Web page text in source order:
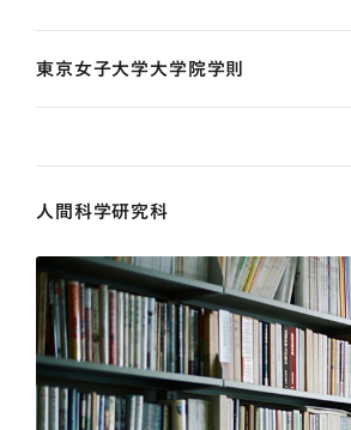
東京女子大学大学院学則
人間科学研究科